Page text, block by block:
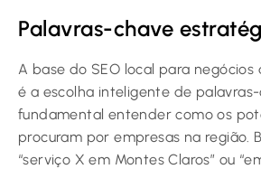
Palavras-chave
A base do SEO local para negócios
é a escolha inteligente de palavras-
fundamental entender como os
procuram por empresas na região.
“serviço X em Montes Claros” ou